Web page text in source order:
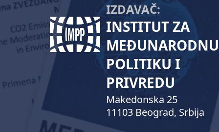
IZDAVAČ:
INSTITUT ZA
MEĐUNARODNU
POLITIKU I
PRIVREDU
Makedonska 25
11103 Beograd, Srbija